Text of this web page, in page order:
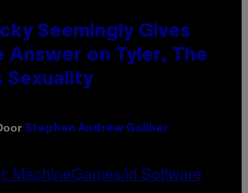
Seemingly Gives
Answer on Tyler, The
Sexuality
Stephen Andrew Galiher